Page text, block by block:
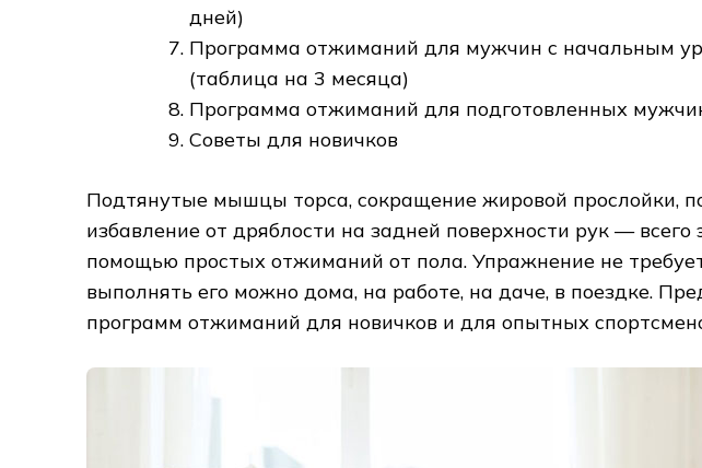
дней)
Программа отжиманий для мужчин с начальным
(таблица на 3 месяца)
Программа отжиманий для подготовленных
Советы для новичков
Подтянутые мышцы торса, сокращение жировой прослойки,
избавление от дряблости на задней поверхности рук — всего
помощью простых отжиманий от пола. Упражнение не
выполнять его можно дома, на работе, на даче, в поездке.
программ отжиманий для новичков и для опытных